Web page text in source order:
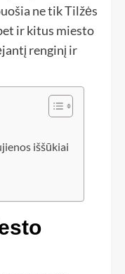
ne tik Tilžės
ir kitus miesto
renginį ir
iššūkiai